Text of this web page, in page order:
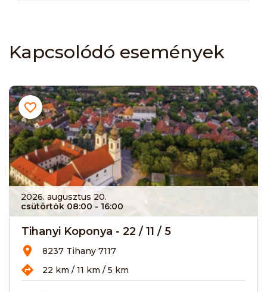
Kapcsolódó események
2026. augusztus 20.
csütörtök 08:00 - 16:00
Tihanyi Koponya - 22 / 11 / 5
8237 Tihany 7117
22 km / 11 km / 5 km